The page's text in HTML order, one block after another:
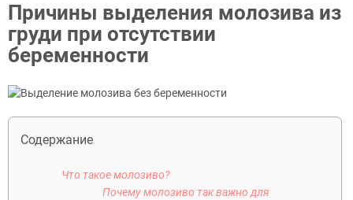
Причины выделения молозива из
груди при отсутствии
беременности
Содержание
Что такое молозиво?
Почему молозиво так важно для